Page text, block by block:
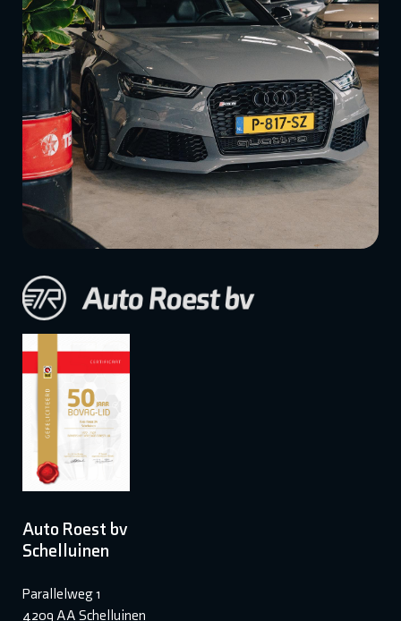
Auto Roest bv
Schelluinen
Parallelweg 1
4209 AA Schelluinen